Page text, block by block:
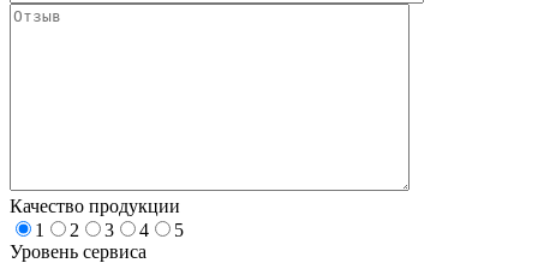
Качество продукции
1
2 3 4
5
Уровень сервиса